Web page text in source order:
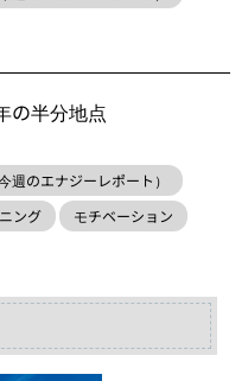
の半分地点
週のエナジーレポート）
ング
モチベーション